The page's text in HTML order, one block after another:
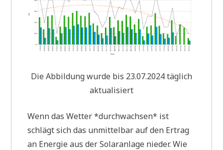
Die Abbil­dung wur­de bis 23.07.2024 täg­lich
aktualisiert
Wenn das Wet­ter *durch­wach­sen* ist
schlägt sich das unmit­tel­bar auf den Ertrag
an Ener­gie aus der Solar­an­la­ge nie­der. Wie